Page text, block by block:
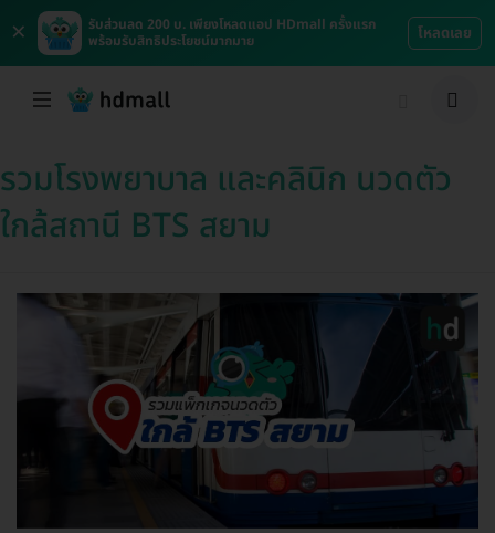
×
รับส่วนลด 200 บ. เพียงโหลดแอป HDmall ครั้งแรก
พร้อมรับสิทธิประโยชน์มากมาย
โหลดเลย
รวมโรงพยาบาล และคลินิก นวดตัว
ใกล้สถานี BTS สยาม